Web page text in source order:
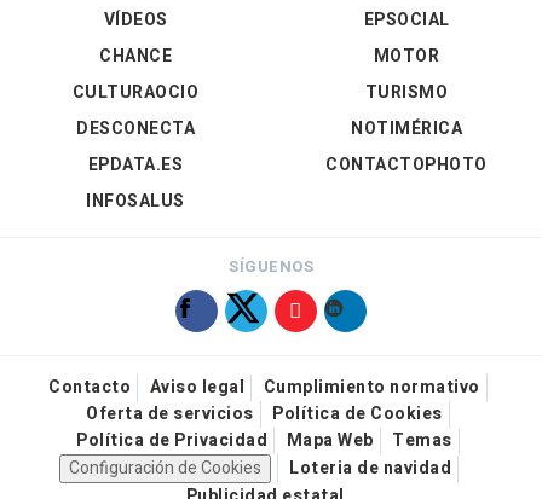
VÍDEOS
EPSOCIAL
CHANCE
CULTURAOCIO
DESCONECTA
EPDATA.ES
INFOSALUS
MOTOR
TURISMO
NOTIMÉRICA
CONTACTOPHOTO
SÍGUENOS
Contacto Aviso legal
Cumplimiento normativo
Oferta de servicios
Política de Cookies
Política de Privacidad
Mapa Web
Temas
Configuración de Cookies
Loteria de navidad